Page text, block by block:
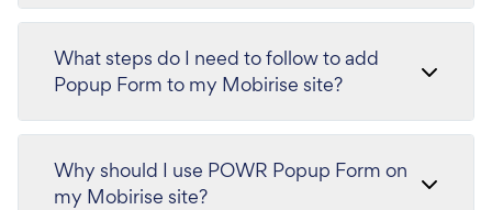
What steps do I need to follow to add
Popup Form to my Mobirise site?
Why should I use POWR Popup Form on
my Mobirise site?